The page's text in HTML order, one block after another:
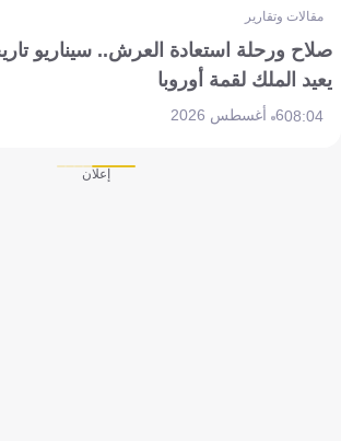
مقالات وتقارير
صلاح ورحلة استعادة العرش.. سيناريو
يعيد الملك لقمة أوروبا
08:046 أغسطس 2026
إعلان